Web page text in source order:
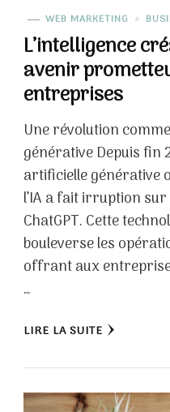
WEB MARKETING
L’intelligence
avenir
entreprises
Une révolution
générative Depuis fin
artificielle générative
l’IA a fait irruption sur
ChatGPT. Cette
bouleverse les
offrant aux
…
LIRE LA SUITE